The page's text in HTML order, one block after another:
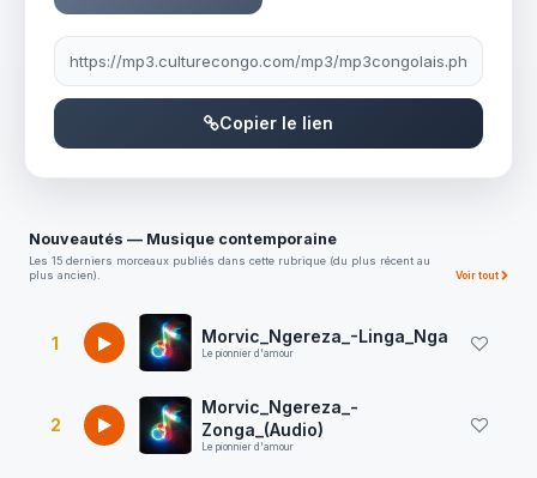
Lien à partager
Copier le lien
Nouveautés — Musique contemporaine
Les 15 derniers morceaux publiés dans cette rubrique (du plus récent au
plus ancien).
Voir tout
1 Morvic_Ngereza_-Linga_Nga
Le pionnier d'amour
2
Morvic_Ngereza_-
Zonga_(Audio)
Le pionnier d'amour